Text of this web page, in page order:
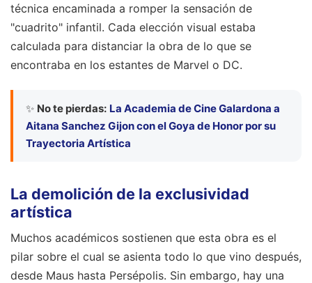
técnica encaminada a romper la sensación de
"cuadrito" infantil. Cada elección visual estaba
calculada para distanciar la obra de lo que se
encontraba en los estantes de Marvel o DC.
✨ No te pierdas: La Academia de Cine Galardona a
Aitana Sanchez Gijon con el Goya de Honor por su
Trayectoria Artística
La demolición de la exclusividad
artística
Muchos académicos sostienen que esta obra es el
pilar sobre el cual se asienta todo lo que vino después,
desde Maus hasta Persépolis. Sin embargo, hay una